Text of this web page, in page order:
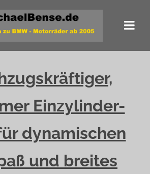
Einzylinder-
dynamischen
und breites